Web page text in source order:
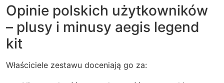
Opinie polskich użytkowników
– plusy i minusy aegis legend
kit
Właściciele zestawu doceniają go za: